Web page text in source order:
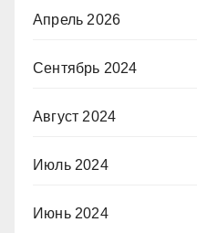
Апрель 2026
Сентябрь 2024
Август 2024
Июль 2024
Июнь 2024